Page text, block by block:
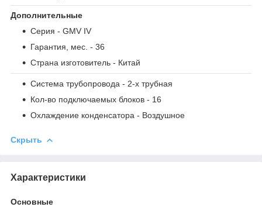
Дополнительные
Серия - GMV IV
Гарантия, мес. - 36
Страна изготовитель - Китай
Система трубопровода - 2-х трубная
Кол-во подключаемых блоков - 16
Охлаждение конденсатора - Воздушное
Скрыть
Характеристики
Основные